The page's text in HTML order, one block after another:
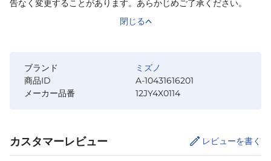
告なく変更することがあります。あらかじめご了承ください。
閉じる
ブランド
ミズノ
商品ID
A-10431616201
メーカー品番
12JY4X0114
カスタマーレビュー レビューを書く